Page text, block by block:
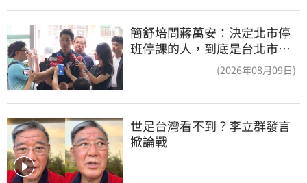
簡舒培問蔣萬安：決定北市停
班停課的人，到底是台北市
長，還是氣象署？(2026年08月09日)
世足台灣看不到？李立群發言
掀論戰